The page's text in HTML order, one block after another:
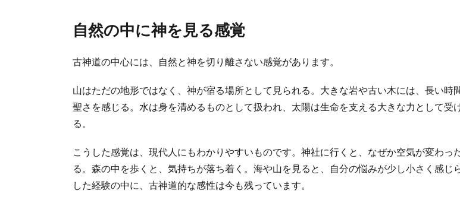
自然の中に神を見る感覚
古神道の中心には、自然と神を切り離さない感覚があります。
山はただの地形ではなく、神が宿る場所として見られる。大きな岩や古い木には、長い時
聖さを感じる。水は身を清めるものとして扱われ、太陽は生命を支える大きな力として受
る。
こうした感覚は、現代人にもわかりやすいものです。神社に行くと、なぜか空気が変わっ
る。森の中を歩くと、気持ちが落ち着く。海や山を見ると、自分の悩みが少し小さく感じ
した経験の中に、古神道的な感性は今も残っています。